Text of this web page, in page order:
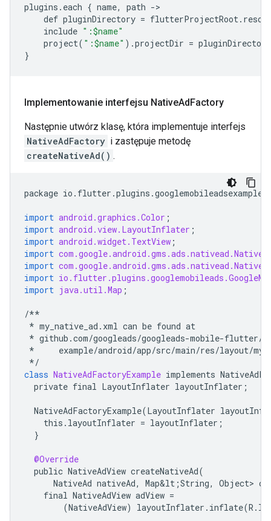
plugins . each { name, path -
def pluginDirectory = flutterProjectRoot.
include ":$name"
project( ":$name" ) .projectDir = pluginDirectory
}
Implementowanie interfejsu NativeAdFactory
Następnie utwórz klasę, która implementuje interfejs
NativeAdFactory i zastępuje metodę
createNativeAd() .
package io . flutter .plugins .googlemobileadsexample
import android.graphics.Color ;
import android.view.LayoutInflater ;
import android.widget.TextView ;
import
import
import
import java.util.Map ;
/**
* my_native_ad . xml can be found at
* github .com/googleads/googleads-mobile-flutter/
*
example/android/app/src/main/res/layout/
*/
class NativeAdFactoryExample implements
private final LayoutInflater layoutInflater ;
NativeAdFactoryExample(LayoutInflater
this . layoutInflater = layoutInflater ;
}
@Override
public NativeAdView createNativeAd(
NativeAd nativeAd, Map&lt ;String, Object>
final NativeAdView adView =
(NativeAdView) layoutInflater . inflate(R .